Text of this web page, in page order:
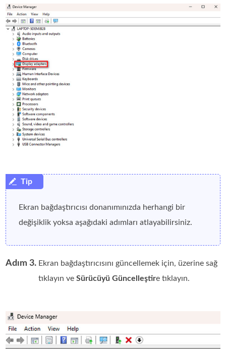
Ekran bağdaştırıcısı donanımınızda herhangi bir
değişiklik yoksa aşağıdaki adımları atlayabilirsiniz.
Adım 3. Ekran bağdaştırıcısını güncellemek için, üzerine sağ
tıklayın veSürücüyü Güncelleştire tıklayın.